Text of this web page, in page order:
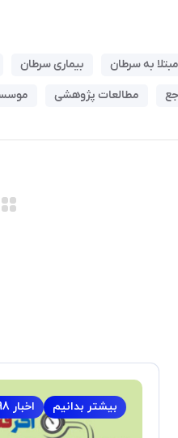
به سرطان بیماری سرطان
مطالعات پژوهشی
اخبار 98 بیشتر بدانیم